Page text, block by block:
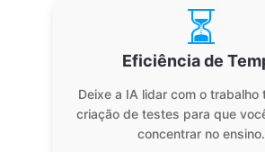
⏳
Eficiência de
Deixe a IA lidar com o trabalho
criação de testes para que
concentrar no ensino.